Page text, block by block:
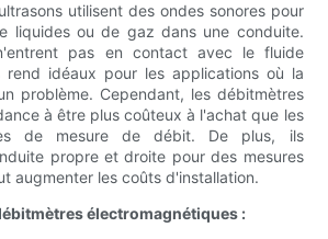
utilisent des ondes sonores pour
liquides ou de gaz dans une conduite.
pas en contact avec le fluide
rend idéaux pour les applications où la
problème. Cependant, les débitmètres
à être plus coûteux à l'achat que les
de mesure de débit. De plus, ils
propre et droite pour des mesures
augmenter les coûts d'installation.
électromagnétiques :